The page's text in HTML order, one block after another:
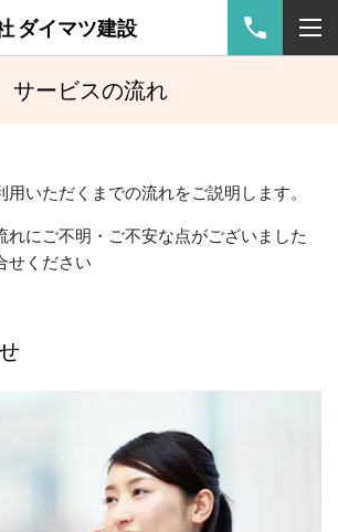
ダイマツ建設
サービスの流れ
いただくまでの流れをご説明します。
れにご不明・ご不安な点がございました
せください